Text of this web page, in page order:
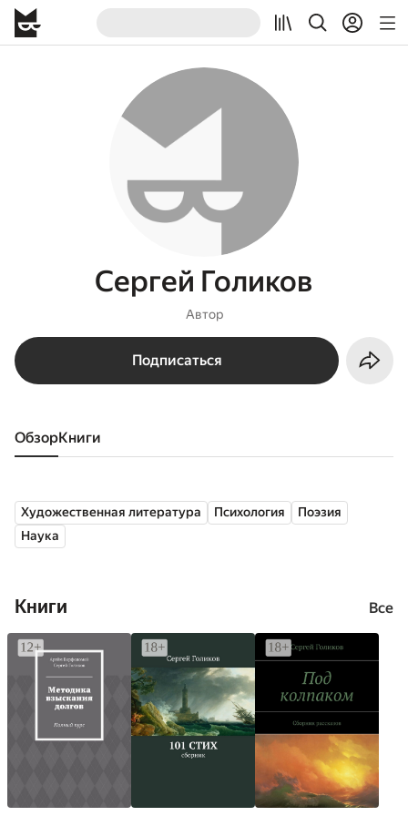
Сергей Голиков
Автор
Подписаться
Обзор книги
Художественная литература Психология
Поэзия
Наука
Книги Все